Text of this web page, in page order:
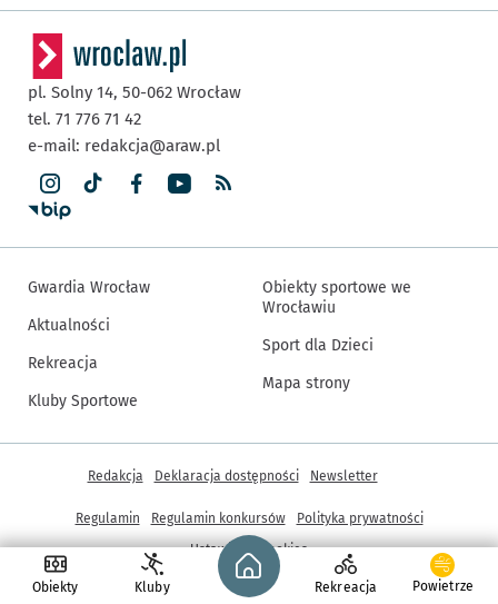
Obiekty Kluby
Strona główna - wroclaw.pl
Rekreacja Powietrze
pl. Solny 14, 50-062 Wrocław
tel. 71 776 71 42
e-mail: redakcja@araw.pl
Gwardia Wrocław
Aktualności
Rekreacja
Kluby Sportowe
Obiekty sportowe we
Wrocławiu
Sport dla Dzieci
Mapa strony
© Copyright 2005-2026, ARAW S.A., Gmina Wrocław
Inne informacje
Redakcja Deklaracja dostępności Newsletter
Regulamin Regulamin konkursów
Polityka prywatności
Ustawienia cookies